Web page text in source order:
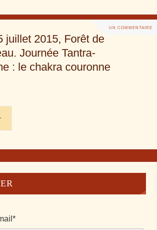
UN COMMENTAIRE
juillet 2015, Forêt de
Journée Tantra-
: le chakra couronne